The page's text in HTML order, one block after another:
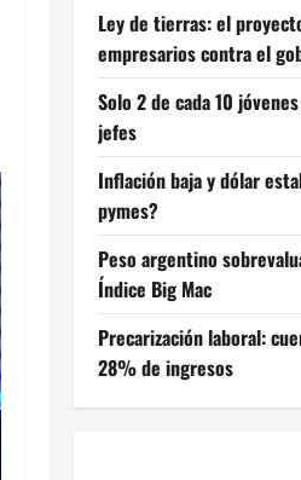
Ley de tierras: el
empresarios contra el
Solo 2 de cada 10
jefes
Inflación baja y dólar
pymes?
Peso argentino
Índice Big Mac
Precarización laboral:
28% de ingresos